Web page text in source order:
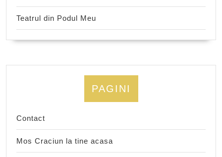
Teatrul din Podul Meu
PAGINI
Contact
Mos Craciun la tine acasa